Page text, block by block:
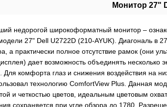
Монитор 27"
недорогой широкоформатный монитор –
27" Dell U2722D (210-AYUK). Диагональ в
а практически полное отсутствие рамок (они
дает возможность объединять несколько
комфорта глаз и снижения воздействия на
технологию ComfortView Plus. Данная
и четкостью цветов, идеальным цветовым
сохраняется при угле обзора до 1780.